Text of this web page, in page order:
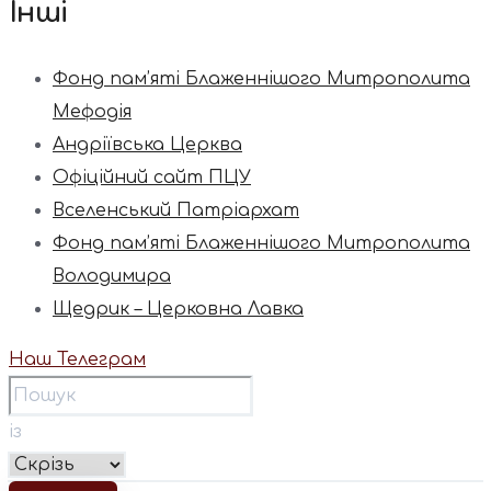
Інші
Фонд пам’яті Блаженнішого Митрополита
Мефодія
Андріївська Церква
Офіційний сайт ПЦУ
Вселенський Патріархат
Фонд пам’яті Блаженнішого Митрополита
Володимира
Щедрик – Церковна Лавка
Наш Телеграм
із